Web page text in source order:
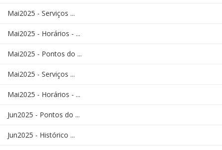
Mai2025 - Serviços ...
Mai2025 - Horários - ...
Mai2025 - Pontos do ...
Mai2025 - Serviços ...
Mai2025 - Horários - ...
Jun2025 - Pontos do ...
Jun2025 - Histórico ...